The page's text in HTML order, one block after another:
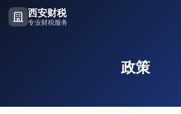
西安财税
专业财税服务
政策